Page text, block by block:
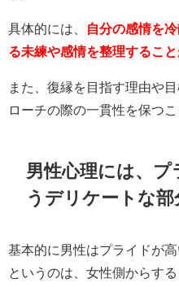
具体的には、
自分の感情を
る未練や感情を整理するこ
また、復縁を目指す理由や
ローチの際の一貫性を保つこ
男性心理には、
うデリケートな部
基本的に男性はプライドが
というのは、女性側からす